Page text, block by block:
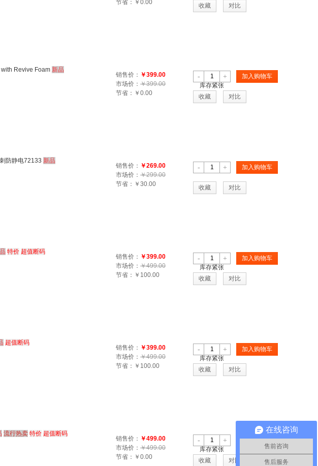
收藏 对比
节省： ￥0.00
- +
库存紧张
加入购物车
收藏 对比
销售价： ￥399.00
市场价： ￥399.00
节省： ￥0.00
Revive Foam 新品
- + 加入购物车
收藏 对比
销售价： ￥269.00
市场价： ￥299.00
节省： ￥30.00
防静电72133 新品
- +
库存紧张
加入购物车
收藏 对比
销售价： ￥399.00
市场价： ￥499.00
节省： ￥100.00
特价 超值断码
- +
库存紧张
加入购物车
收藏 对比
销售价： ￥399.00
市场价： ￥499.00
节省： ￥100.00
超值断码
- +
库存紧张
加入购物车
收藏 对比
销售价： ￥499.00
市场价： ￥499.00
节省： ￥0.00
流行热卖 特价 超值断码
在线咨询
售前咨询
售后服务